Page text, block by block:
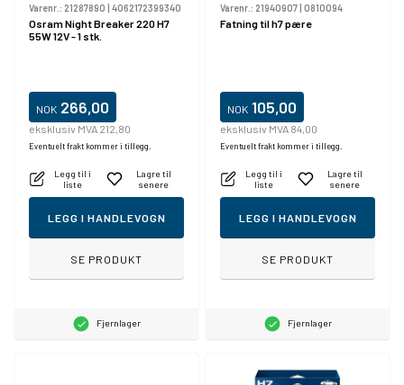
Varenr.: 21287890 4062172399340
Osram Night Breaker 220 H7
55W 12V - 1 stk.
NOK 266,00
eksklusiv MVA 212,80
Eventuelt frakt kommer i tillegg.
Legg til i
liste
Lagre til
senere
LEGG I HANDLEVOGN
SE PRODUKT
Fjernlager
Varenr.: 21940907 0810094
Fatning til h7 pære
NOK 105,00
eksklusiv MVA 84,00
Eventuelt frakt kommer i tillegg.
Legg til i
liste
Lagre til
senere
LEGG I HANDLEVOGN
SE PRODUKT
Fjernlager